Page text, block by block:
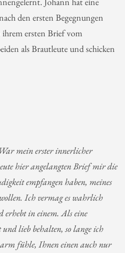
den ersten Begegnungen
ersten Brief vom
als Brautleute und schicken
mein erster innerlicher
hier angelangten Brief mir die
empfangen haben, meines
Ich vermag es wahrlich
erhebtin einem. Als eine
lieb behalten, so lange ich
fühle, Ihnen einen auch nur